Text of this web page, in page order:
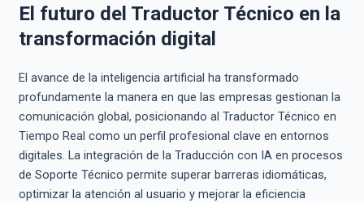
El futuro del Traductor Técnico en la
transformación digital
El avance de la inteligencia artificial ha transformado
profundamente la manera en que las empresas gestionan la
comunicación global, posicionando al Traductor Técnico en
Tiempo Real como un perfil profesional clave en entornos
digitales. La integración de la Traducción con IA en procesos
de Soporte Técnico permite superar barreras idiomáticas,
optimizar la atención al usuario y mejorar la eficiencia